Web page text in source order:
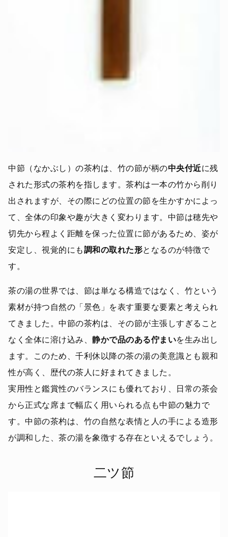
中節（なかぶし）の茶杓は、竹の節が柄の中央付近に残
された形式の茶杓を指します。茶杓は一本の竹から削り
出されますが、その際にどの位置の節を生かすかによっ
て、全体の印象や趣が大きく変わります。中節は穂先や
切先から程よく距離を保った位置に節があるため、姿が
安定し、視覚的にも調和の取れた形となるのが特徴で
す。
茶の湯の世界では、節は単なる構造ではなく、竹という
素材が持つ自然の「景色」を表す重要な要素と考えられ
てきました。中節の茶杓は、その節が主張しすぎること
なく全体に溶け込み、 静かで品のある佇まいを生み出し
ます。このため、千利休以降の茶の湯の美意識とも親和
性が高く、歴代の茶人に好まれてきました。
実用性と鑑賞性のバランスにも優れており、日常の茶会
から正式な席まで幅広く用いられる点も中節の魅力で
す。中節の茶杓は、竹の自然な表情と人の手による造形
が調和した、茶の湯を象徴する存在といえるでしょう。
二ツ節